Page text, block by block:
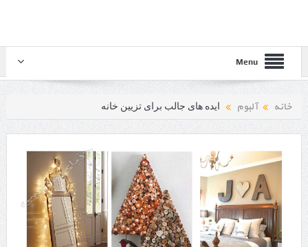
Menu
خانه آلبوم ایده های جالب برای تزیین خانه